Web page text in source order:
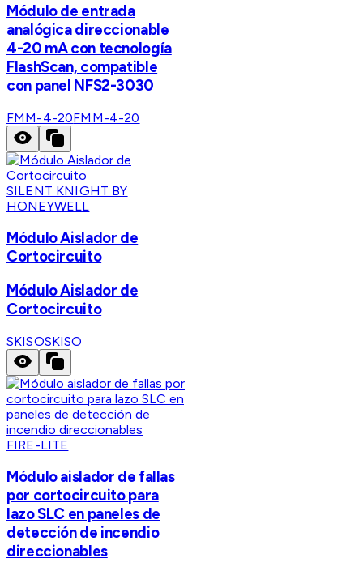
Módulo de entrada
analógica direccionable
4-20 mA con tecnología
FlashScan, compatible
con panel NFS2-3030
FMM-4-20FMM-4-20
SILENT KNIGHT BY
HONEYWELL
Módulo Aislador de
Cortocircuito
Módulo Aislador de
Cortocircuito
SKISOSKISO
FIRE-LITE
Módulo aislador de fallas
por cortocircuito para
lazo SLC en paneles de
detección de incendio
direccionables